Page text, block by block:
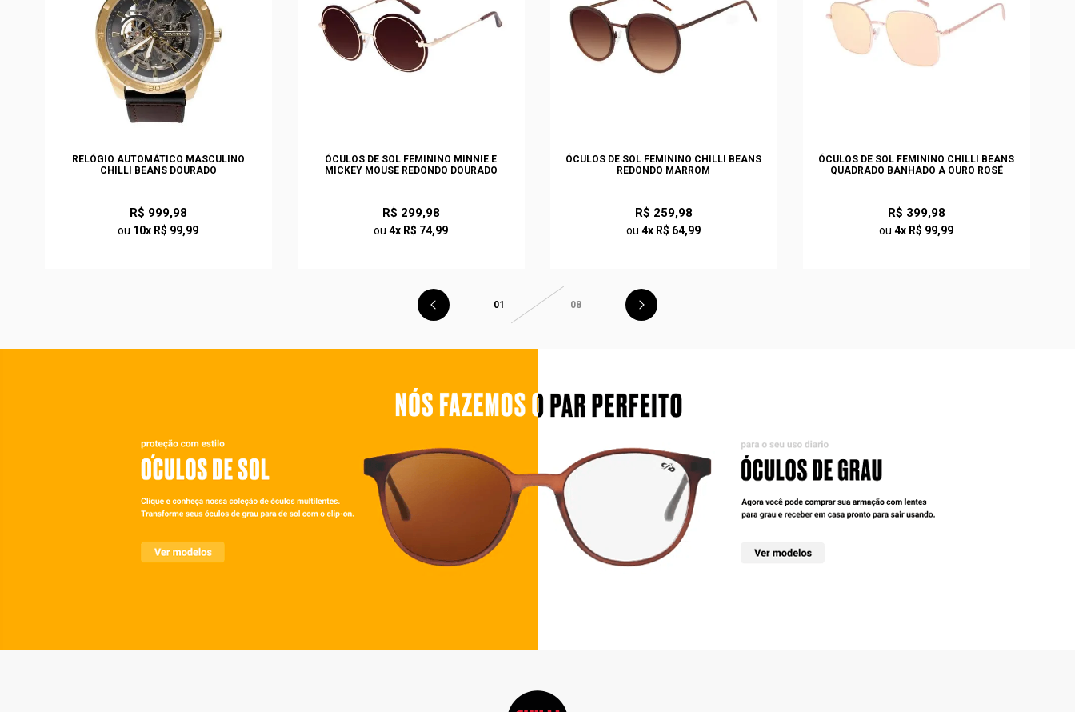
RELÓGIO AUTOMÁTICO MASCULINO
CHILLI BEANS DOURADO
R$ 999,98
ou 10x R$ 99,99
ÓCULOS DE SOL FEMININO MINNIE E
MICKEY MOUSE REDONDO DOURADO
R$ 299,98
ou4x R$ 74,99
ÓCULOS DE SOL FEMININO CHILLI BEANS
REDONDO MARROM
R$ 259,98
ou4x R$ 64,99
ÓCULOS DE SOL FEMININO CHILLI BEANS
QUADRADO BANHADO A OURO ROSÉ
R$ 399,98
ou4x R$ 99,99
01 08